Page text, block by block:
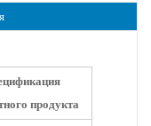
продукта